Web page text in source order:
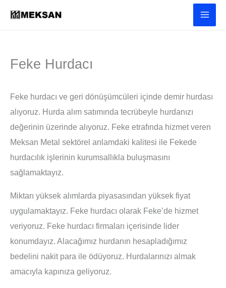
atla
Feke Hurdacı
Feke hurdacı ve geri dönüşümcüleri içinde demir hurdası
alıyoruz. Hurda alım satımında tecrübeyle hurdanızı
değerinin üzerinde alıyoruz. Feke etrafında hizmet veren
Meksan Metal sektörel anlamdaki kalitesi ile Fekede
hurdacılık işlerinin kurumsallıkla buluşmasını
sağlamaktayız.
Miktarı yüksek alımlarda piyasasından yüksek fiyat
uygulamaktayız. Feke hurdacı olarak Feke’de hizmet
veriyoruz. Feke hurdacı firmaları içerisinde lider
konumdayız. Alacağımız hurdanın hesapladığımız
bedelini nakit para ile ödüyoruz. Hurdalarınızı almak
amacıyla kapınıza geliyoruz.